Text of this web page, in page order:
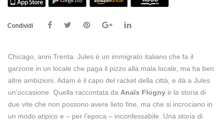
Condividi
Chicago, anni Trenta. Jules è un immigrato italiano che fa il
garzone in un locale che paga il pizzo alla mala locale, ma ha ben
altre ambizioni. Adam è il capo del racket della città, e dà a Jules
un’occasione. Quella raccontata da Anaïs Flogny è la storia di
due vite che non possono avere lieto fine, ma che si incrociano in
un modo atipico e – per l’epoca – inconfessabile. Una storia di